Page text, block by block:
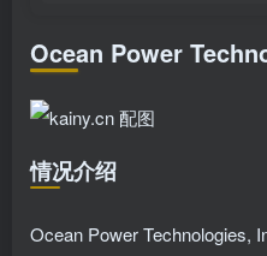
Ocean Power
情况介绍
Ocean Power Technologies,